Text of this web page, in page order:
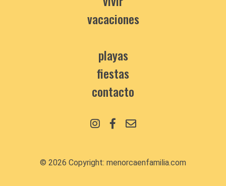
vacaciones
playas
fiestas
contacto
© 2026 Copyright: menorcaenfamilia.com